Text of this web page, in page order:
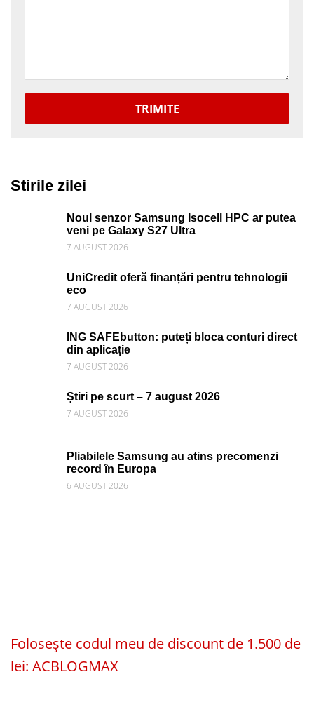
TRIMITE
Stirile zilei
Noul senzor Samsung Isocell HPC ar putea
veni pe Galaxy S27 Ultra
7 AUGUST 2026
UniCredit oferă finanțări pentru tehnologii
eco
7 AUGUST 2026
ING SAFEbutton: puteți bloca conturi direct
din aplicație
7 AUGUST 2026
Știri pe scurt – 7 august 2026
7 AUGUST 2026
Pliabilele Samsung au atins precomenzi
record în Europa
6 AUGUST 2026
Folosește codul meu de discount de 1.500 de
lei: ACBLOGMAX